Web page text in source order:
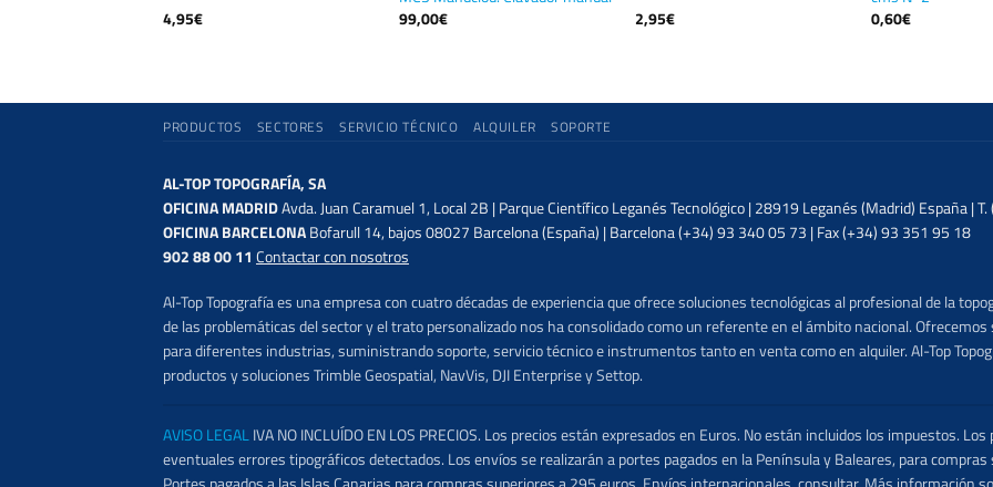
4,95€
99,00€
2,95€
0,60€
PRODUCTOS SECTORES SERVICIO TÉCNICO ALQUILER SOPORTE
AL-TOP TOPOGRAFÍA, SA
OFICINA MADRIDAvda. Juan Caramuel 1, Local 2B | Parque Científico Leganés Tecnológico | 28919 Leganés (Madrid) España |
OFICINA BARCELONABofarull 14, bajos 08027 Barcelona (España) | Barcelona (+34) 93 340 05 73 | Fax (+34) 93 351 95 18
902 88 00 11 Contactar con nosotros
Al-Top Topografía es una empresa con cuatro décadas de experiencia que ofrece soluciones tecnológicas al profesional de la
de las problemáticas del sector y el trato personalizado nos ha consolidado como un referente en el ámbito nacional.
para diferentes industrias, suministrando soporte, servicio técnico e instrumentos tanto en venta como en alquiler. Al-Top
productos y soluciones Trimble Geospatial, NavVis, DJI Enterprise y Settop.
AVISO LEGALIVA NO INCLUÍDO EN LOS PRECIOS. Los precios están expresados en Euros. No están incluidos los impuestos.
eventuales errores tipográficos detectados. Los envíos se realizarán a portes pagados en la Península y Baleares, para